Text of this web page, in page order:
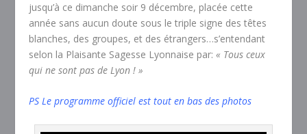
jusqu’à ce dimanche soir 9 décembre, placée cette
année sans aucun doute sous le triple signe des têtes
blanches, des groupes, et des étrangers…s’entendant
selon la Plaisante Sagesse Lyonnaise par:« Tous ceux
qui ne sont pas de Lyon ! »
PS Le programme officiel est tout en bas des photos